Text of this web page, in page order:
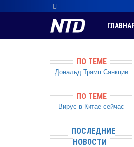
ГЛАВНАЯ
ПО ТЕМЕ
Дональд Трамп Санкции
ПО ТЕМЕ
Вирус в Китае сейчас
ПОСЛЕДНИЕ
НОВОСТИ